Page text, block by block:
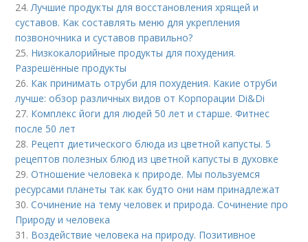
24.Лучшие продукты для восстановления хрящей и
суставов. Как составлять меню для укрепления
позвоночника и суставов правильно?
25. Низкокалорийные продукты для похудения.
Разрешённые продукты
26. Как принимать отруби для похудения. Какие отруби
лучше: обзор различных видов от Корпорации Di&Di
27. Комплекс йоги для людей 50 лет и старше. Фитнес
после 50 лет
28. Рецепт диетического блюда из цветной капусты. 5
рецептов полезных блюд из цветной капусты в духовке
29.Отношение человека к природе. Мы пользуемся
ресурсами планеты так как будто они нам принадлежат
30.Сочинение на тему человек и природа. Сочинение про
Природу и человека
31. Воздействие человека на природу. Позитивное